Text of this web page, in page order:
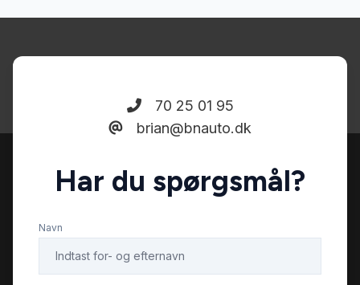
70 25 01 95
brian@bnauto.dk
Har du spørgsmål?
Navn